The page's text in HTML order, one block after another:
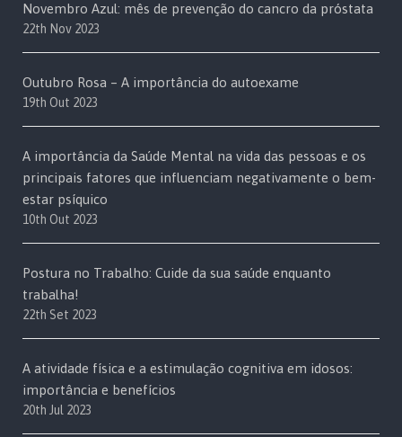
Novembro Azul: mês de prevenção do cancro da próstata
22th Nov 2023
Outubro Rosa – A importância do autoexame
19th Out 2023
A importância da Saúde Mental na vida das pessoas e os
principais fatores que influenciam negativamente o bem-
estar psíquico
10th Out 2023
Postura no Trabalho: Cuide da sua saúde enquanto
trabalha!
22th Set 2023
A atividade física e a estimulação cognitiva em idosos:
importância e benefícios
20th Jul 2023